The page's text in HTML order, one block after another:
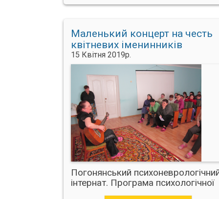
Маленький концерт на честь
квітневих іменинників
15 Квітня 2019р.
Погонянський
інтернат. Програма психологічної
допомоги